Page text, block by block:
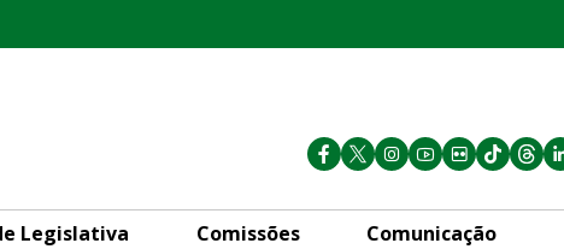
Legislativa Comissões Comunicação